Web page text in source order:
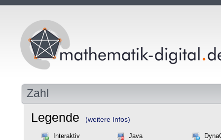
Zahl
Legende (weitere Infos)
Interaktiv Java